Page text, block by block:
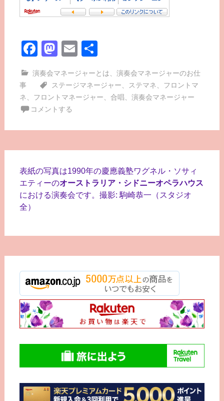
Facebook
Mastodon
Email
共
演奏会マネージャーとは
演奏会マネージャーのお仕
事
ステージマネージャー ステマネ
フロントマ
ネ
フロントマネージャー 合唱
演奏会マネージャー
コメントする
表紙の写真は1990年の慶應義塾ワグネル・ソサィ
エティーのオーストラリア・シドニーオペラハウス
における演奏会です。撮影: 駒崎恭一（スタジオ
全）